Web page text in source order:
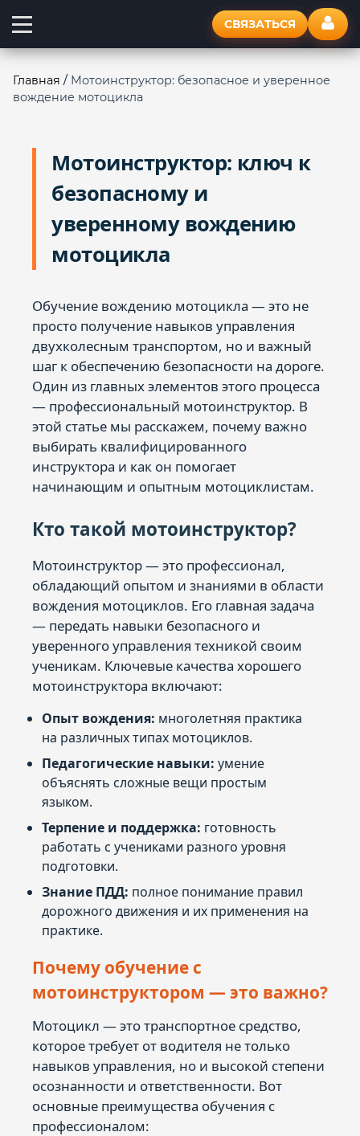
СВЯЗАТЬСЯ
Главная / Мотоинструктор: безопасное и уверенное
вождение мотоцикла
Мотоинструктор: ключ к
безопасному и
уверенному вождению
мотоцикла
Обучение вождению мотоцикла — это не
просто получение навыков управления
двухколесным транспортом, но и важный
шаг к обеспечению безопасности на дороге.
Один из главных элементов этого процесса
— профессиональный мотоинструктор. В
этой статье мы расскажем, почему важно
выбирать квалифицированного
инструктора и как он помогает
начинающим и опытным мотоциклистам.
Кто такой мотоинструктор?
Мотоинструктор — это профессионал,
обладающий опытом и знаниями в области
вождения мотоциклов. Его главная задача
— передать навыки безопасного и
уверенного управления техникой своим
ученикам. Ключевые качества хорошего
мотоинструктора включают:
Опыт вождения: многолетняя практика
на различных типах мотоциклов.
Педагогические навыки: умение
объяснять сложные вещи простым
языком.
Терпение и поддержка: готовность
работать с учениками разного уровня
подготовки.
Знание ПДД: полное понимание правил
дорожного движения и их применения на
практике.
Почему обучение с
мотоинструктором — это важно?
Мотоцикл — это транспортное средство,
которое требует от водителя не только
навыков управления, но и высокой степени
осознанности и ответственности. Вот
основные преимущества обучения с
профессионалом: